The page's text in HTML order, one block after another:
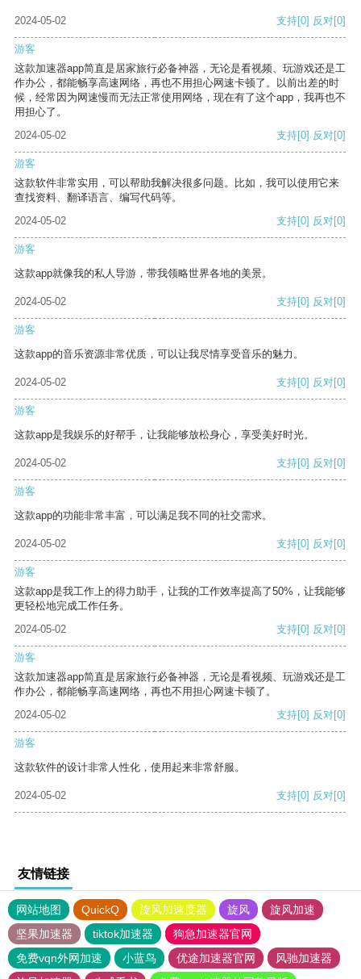
2024-05-02 支持[0] 反对[0]
游客
这款加速器app简直是居家旅行必备神器，无论是看视频、玩游戏还是工
作办公，都能畅享高速网络，再也不用担心网速卡顿了。以前出差的时
候，经常因为网速慢而无法正常使用网络，现在有了这个app，我再也不
用担心了。
2024-05-02
支持[0] 反对[0]
游客
这款软件非常实用，可以帮助我解决很多问题。比如，我可以使用它来
查找资料、翻译语言、编写代码等。
2024-05-02
支持[0] 反对[0]
游客
这款app就像我的私人导游，带我领略世界各地的美景。
2024-05-02 支持[0] 反对[0]
游客
这款app的音乐资源非常优质，可以让我尽情享受音乐的魅力。
2024-05-02 支持[0] 反对[0]
游客
这款app是我娱乐的好帮手，让我能够放松身心，享受美好时光。
2024-05-02 支持[0] 反对[0]
游客
这款app的功能非常丰富，可以满足我不同的社交需求。
2024-05-02 支持[0] 反对[0]
游客
这款app是我工作上的得力助手，让我的工作效率提高了50%，让我能够
更轻松地完成工作任务。
2024-05-02
支持[0] 反对[0]
游客
这款加速器app简直是居家旅行必备神器，无论是看视频、玩游戏还是工
作办公，都能畅享高速网络，再也不用担心网速卡顿了。
2024-05-02
支持[0] 反对[0]
游客
这款软件的设计非常人性化，使用起来非常舒服。
2024-05-02 支持[0] 反对[0]
友情链接
网站地图 QuickQ 旋风加速度器 旋风
旋风加速
坚果加速器
tiktok加速器
狗急加速器官网
免费vqn外网加速
小蓝鸟 优途加速器官网
风驰加速器